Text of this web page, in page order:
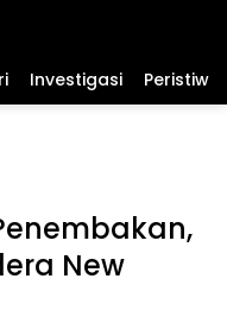
Investigasi Peristiwa
New